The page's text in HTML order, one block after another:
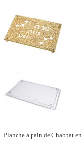
Planche à pain de Chabbat